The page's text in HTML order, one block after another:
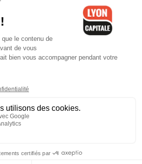
Mentions légales-CGV-Politique de
des cookies
Cedex 06